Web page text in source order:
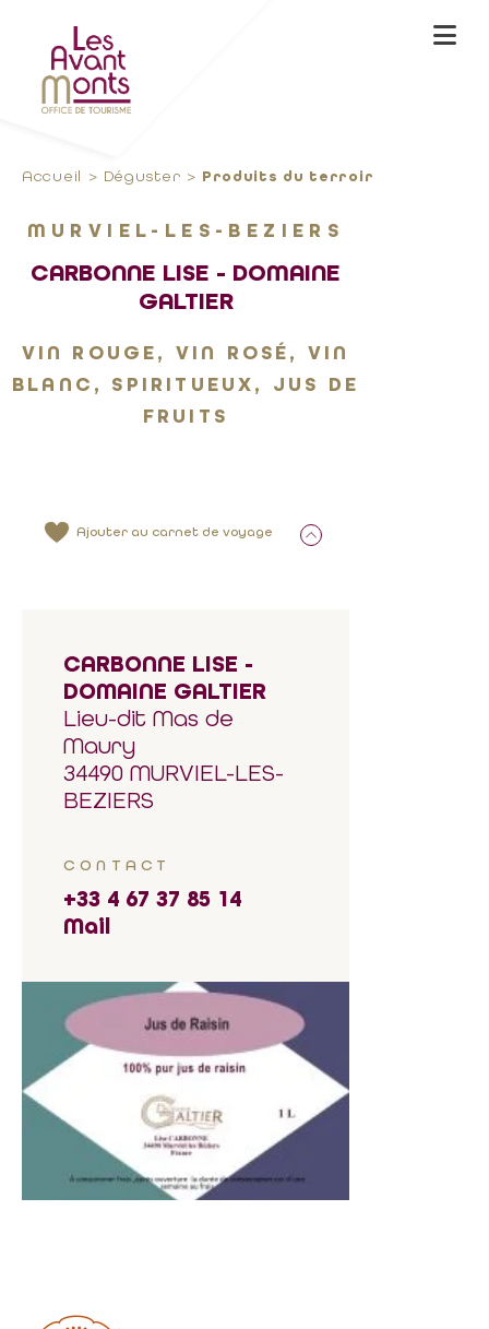
Accueil Déguster Produits du terroir
MURVIEL-LES-BEZIERS
CARBONNE LISE - DOMAINE
GALTIER
VIN ROUGE, VIN ROSÉ, VIN
BLANC, SPIRITUEUX, JUS DE
FRUITS
Ajouter au carnet de voyage
CARBONNE LISE -
DOMAINE GALTIER
Lieu-dit Mas de
Maury
34490 MURVIEL-LES-
BEZIERS
CONTACT
+33 4 67 37 85 14
Mail